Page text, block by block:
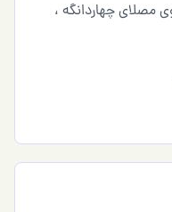
مصلای چهاردانگه ،